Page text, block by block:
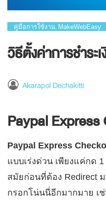
คู่มือการใช้งาน MakeWebEasy
วิธีตั้งค่าการชำระ
Akarapol Dechakitti
Paypal
Paypal Express
แบบเร่งด่วน เพียงแค่กด
สมัยก่อนที่ต้อง Redirect
กรอกโน่นนี่อีกมากมาย เ